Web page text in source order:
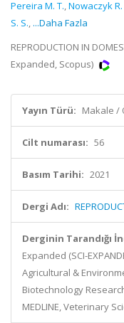
Pereira M. T.,Nowaczyk R.
S. S., ...Daha Fazla
REPRODUCTION IN
Expanded, Scopus)
Yayın Türü: Makale /
Cilt numarası: 56
Basım Tarihi: 2021
Dergi Adı:
Derginin Tarandığı
Expanded (SCI-
Agricultural &
Biotechnology
MEDLINE, Veterinary